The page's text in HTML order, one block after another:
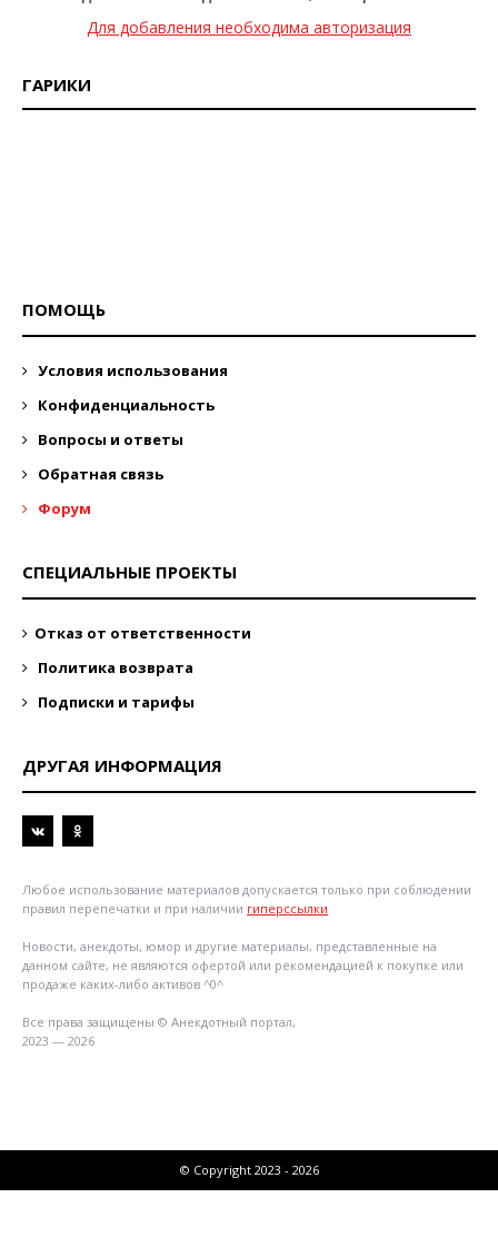
Для добавления необходима авторизация
ГАРИКИ
ПОМОЩЬ
Условия использования
Конфиденциальность
Вопросы и ответы
Обратная связь
Форум
СПЕЦИАЛЬНЫЕ ПРОЕКТЫ
Отказ от ответственности
Политика возврата
Подписки и тарифы
ДРУГАЯ ИНФОРМАЦИЯ
Любое использование материалов допускается только при соблюдении
правил перепечатки и при наличии гиперссылки
Новости, анекдоты, юмор и другие материалы, представленные на
данном сайте, не являются офертой или рекомендацией к покупке или
продаже каких-либо активов ^0^
Все права защищены © Анекдотный портал,
2023 — 2026
© Copyright 2023 - 2026